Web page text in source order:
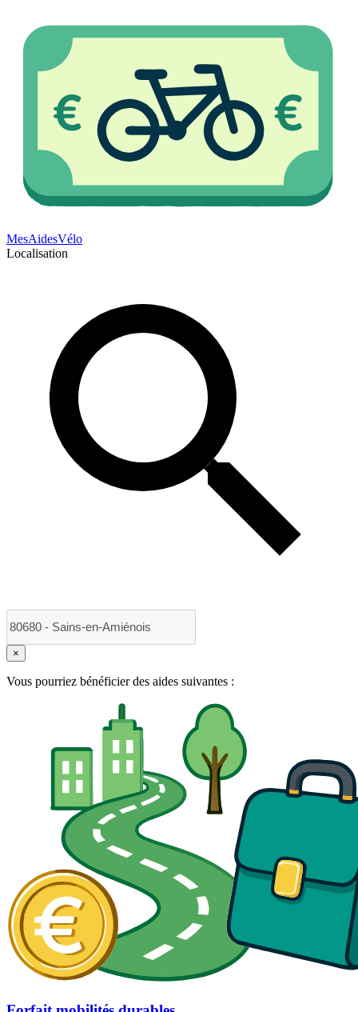
MesAidesVélo
Localisation
×
Vous pourriez bénéficier des aides suivantes :